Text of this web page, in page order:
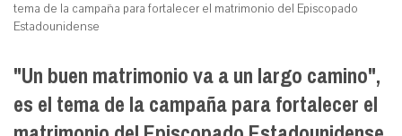
tema de la campaña para fortalecer el matrimonio del Episcopado
Estadounidense
"Un buen matrimonio va a un largo camino",
es el tema de la campaña para fortalecer el